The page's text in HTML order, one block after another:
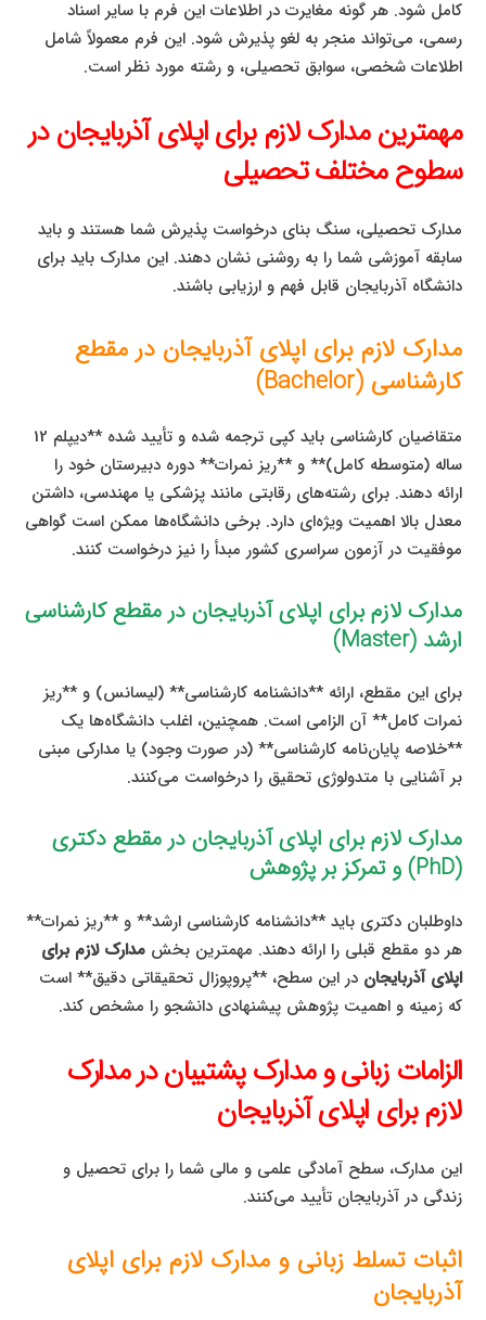
کامل شود. هر گونه مغایرت در اطلاعات این فرم با سایر اسناد
رسمی، می‌تواند منجر به لغو پذیرش شود. این فرم معمولاً شامل
اطلاعات شخصی، سوابق تحصیلی، و رشته مورد نظر است.
مهمترین مدارک لازم برای اپلای آذربایجان در
سطوح مختلف تحصیلی
مدارک تحصیلی، سنگ بنای درخواست پذیرش شما هستند و باید
سابقه آموزشی شما را به روشنی نشان دهند. این مدارک باید برای
دانشگاه آذربایجان قابل فهم و ارزیابی باشند.
مدارک لازم برای اپلای آذربایجان در مقطع
کارشناسی (Bachelor)
متقاضیان کارشناسی باید کپی ترجمه شده و تأیید شده **دیپلم 12
ساله (متوسطه کامل)** و **ریز نمرات** دوره دبیرستان خود را
ارائه دهند. برای رشته‌های رقابتی مانند پزشکی یا مهندسی، داشتن
معدل بالا اهمیت ویژه‌ای دارد. برخی دانشگاه‌ها ممکن است گواهی
موفقیت در آزمون سراسری کشور مبدأ را نیز درخواست کنند.
مدارک لازم برای اپلای آذربایجان در مقطع کارشناسی
ارشد (Master)
برای این مقطع، ارائه **دانشنامه کارشناسی** (لیسانس) و **ریز
نمرات کامل** آن الزامی است. همچنین، اغلب دانشگاه‌ها یک
**خلاصه پایان‌نامه کارشناسی** (در صورت وجود) یا مدارکی مبنی
بر آشنایی با متدولوژی تحقیق را درخواست می‌کنند.
مدارک لازم برای اپلای آذربایجان در مقطع دکتری
(PhD) و تمرکز بر پژوهش
داوطلبان دکتری باید **دانشنامه کارشناسی ارشد** و **ریز نمرات**
هر دو مقطع قبلی را ارائه دهند. مهمترین بخشمدارک لازم برای
اپلای آذربایجان در این سطح، **پروپوزال تحقیقاتی دقیق** است
که زمینه و اهمیت پژوهش پیشنهادی دانشجو را مشخص کند.
الزامات زبانی و مدارک پشتیبان در مدارک
لازم برای اپلای آذربایجان
این مدارک، سطح آمادگی علمی و مالی شما را برای تحصیل و
زندگی در آذربایجان تأیید می‌کنند.
اثبات تسلط زبانی و مدارک لازم برای اپلای
آذربایجان